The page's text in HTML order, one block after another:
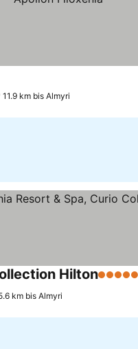
11.9 km bis Almyri
Hilton5 Sterne
km bis Almyri